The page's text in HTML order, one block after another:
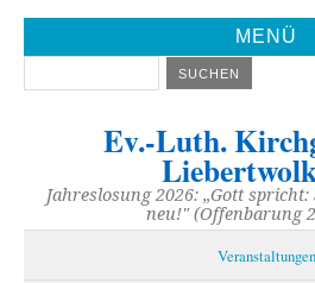
MENÜ
Ev.-Luth.
Jahreslosung 2026: „Gott spricht:
neu!" (Offenbarung
Veranstaltungen